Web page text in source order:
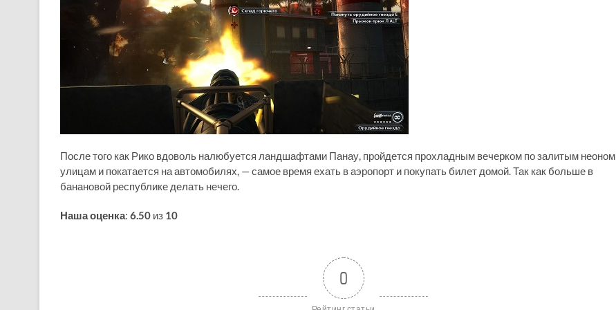
После того как Рико вдоволь налюбуется ландшафтами Панау, пройдется прохладным вечерком по залитым неоном
улицам и покатается на автомобилях, — самое время ехать в аэропорт и покупать билет домой. Так как больше в
банановой республике делать нечего.
Наша оценка: 6.50 из 10
0